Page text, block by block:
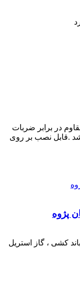
در برابر ضربات
.قابل نصب بر روی
پژوه
کشی ، گاز استریل